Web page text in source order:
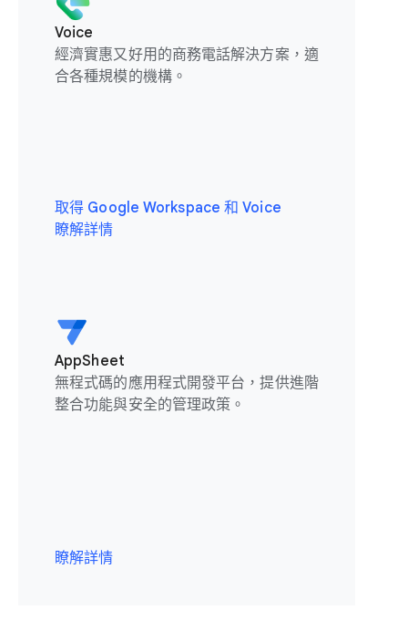
Voice
經濟實惠又好用的商務電話解決方案，適
合各種規模的機構。
取得 Google Workspace 和 Voice
瞭解詳情
AppSheet
無程式碼的應用程式開發平台，提供進階
整合功能與安全的管理政策。
瞭解詳情